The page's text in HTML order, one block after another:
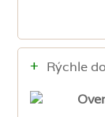
+ Rýchle